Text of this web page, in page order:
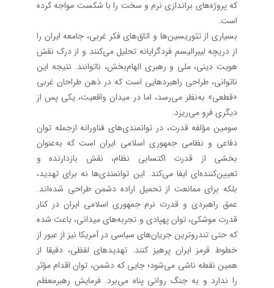
که پروژه‌های براندازی نرم و سخت را با شکست مواجه کرده
است.
بسیاری از تئوریسین‌ها و اتاق‌های فکر غربی، جامعه ایران را
از دریچه لیبرالیسم فردگرایانه تحلیل می‌کنند و از درک نقش
هویت دینی، ملی و رهبری الهام‌بخش، ناتوانند. نتیجه این
ناتوانی، طراحی راهبردهایی است که در ذهن طراحان غربی
«قطعی» به‌نظر می‌رسد، اما در میدان واقعیت، یکی پس از
دیگری فرو می‌ریزد.
سومین مؤلفه قدرت، در توانمندی‌های فناورانه ازجمله توان
دفاعی و نظامی جمهوری اسلامی ایران است که به‌عنوان
بخشی از قدرت اکتسابی نظام، نقش بازدارنده‌ و
تعیین‌کننده‌ای ایفا می‌کند. این توانمندی‌ها نه برای تهدید،
بلکه برای ممانعت از تحمیل اراده دشمن طراحی شده‌اند.
عمق راهبردی و قدرت نرم جمهوری اسلامی ایران در کنار
قدرت موشکی، توان پهپادی‌ و تجربه‌های میدانی، باعث شده
که حتی تندروترین جریان‌های سیاسی در آمریکا نیز از عبور از
خطوط قرمز ایران پرهیز کنند. تهدیدهای لفظی، دقیقا از
همین نقطه ناشی می‌شود؛ جایی که دشمن، توان اقدام مؤثر
را ندارد و به جنگ روانی پناه می‌برد. فرمایش رهبرمعظم